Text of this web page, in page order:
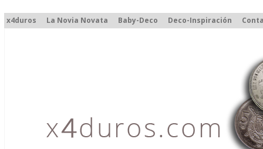
x4duros La Novia Novata Baby-Deco Deco-Inspiración